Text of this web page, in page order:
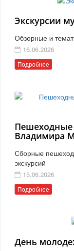
Экскурсии
Обзорные и
16.06.2026
Подробнее
Пешеходные
Владимира
Сборные
экскурсий
15.06.2026
Подробнее
День